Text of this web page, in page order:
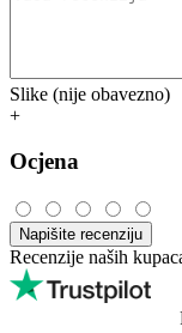
Slike (nije obavezno)
+
Ocjena
Napišite recenziju
Recenzije naših